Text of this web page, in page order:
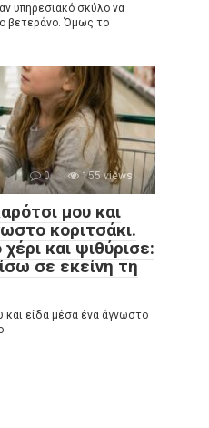
υπηρεσιακό σκύλο να
βετεράνο. Όμως το
0 155 views
μου και
κοριτσάκι.
και ψιθύρισε:
σε εκείνη τη
και είδα μέσα ένα άγνωστο